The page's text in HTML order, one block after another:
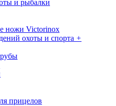
и рыбалки
ножи Victorinox
охоты и спорта +
прицелов